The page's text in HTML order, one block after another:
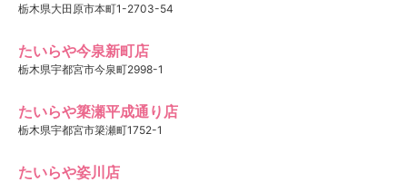
栃木県大田原市本町1-2703-54
たいらや今泉新町店
栃木県宇都宮市今泉町2998-1
たいらや簗瀬平成通り店
栃木県宇都宮市簗瀬町1752-1
たいらや姿川店